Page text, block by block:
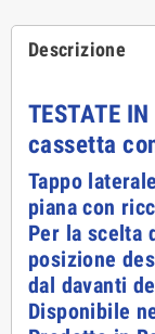
Descrizione
TESTATE
cassetta
Tappo
piana con
Per la scelta
posizione
dal davanti
Disponibile